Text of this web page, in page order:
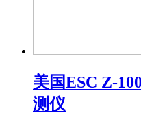
美国ESC Z-
测仪